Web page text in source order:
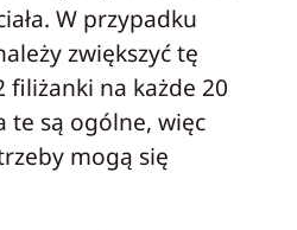
W przypadku
zwiększyć tę
filiżanki na każde 20
te są ogólne, więc
mogą się